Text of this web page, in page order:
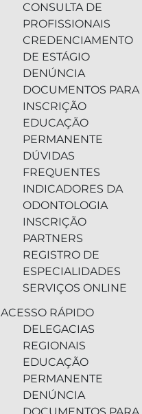
CONSULTA DE
PROFISSIONAIS
CREDENCIAMENTO
DE ESTÁGIO
DENÚNCIA
DOCUMENTOS PARA
INSCRIÇÃO
EDUCAÇÃO
PERMANENTE
DÚVIDAS
FREQUENTES
INDICADORES DA
ODONTOLOGIA
INSCRIÇÃO
PARTNERS
REGISTRO DE
ESPECIALIDADES
SERVIÇOS ONLINE
ACESSO RÁPIDO
DELEGACIAS
REGIONAIS
EDUCAÇÃO
PERMANENTE
DENÚNCIA